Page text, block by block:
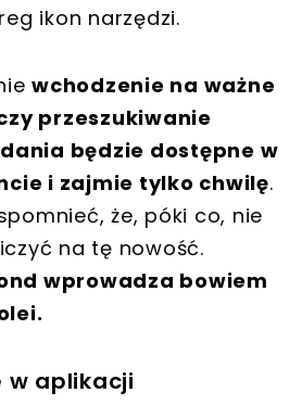
ikon narzędzi.
wchodzenie na ważne
przeszukiwanie
będzie dostępne w
i zajmie tylko chwilę.
że, póki co, nie
na tę nowość.
wprowadza bowiem
w aplikacji